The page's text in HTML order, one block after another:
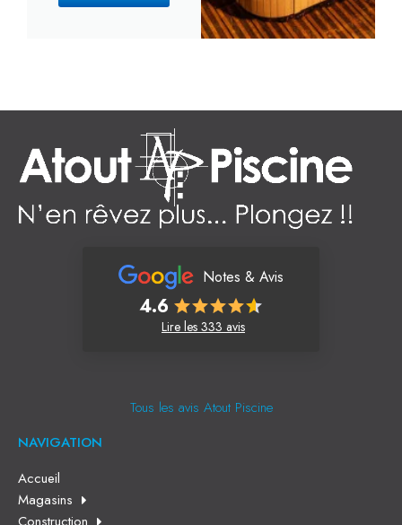
Notes & Avis
4.6
Lire les 333 avis
Tous les avis Atout Piscine
NAVIGATION
Accueil
Magasins